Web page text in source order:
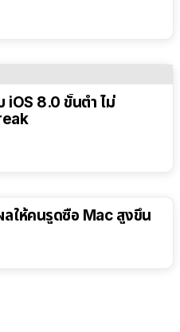
iOS 8.0 ขั้นต่ำ ไม่
ให้คนรูดซื้อ Mac สูงขึ้น